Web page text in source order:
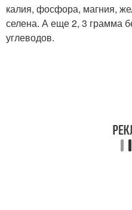
калия, фосфора, магния,
селена. А еще 2, 3 грамма
углеводов.